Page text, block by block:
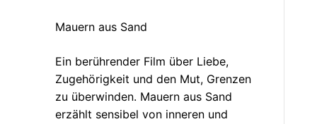
Mauern aus Sand
Ein berührender Film über Liebe,
Zugehörigkeit und den Mut, Grenzen
zu überwinden. Mauern aus Sand
erzählt sensibel von inneren und